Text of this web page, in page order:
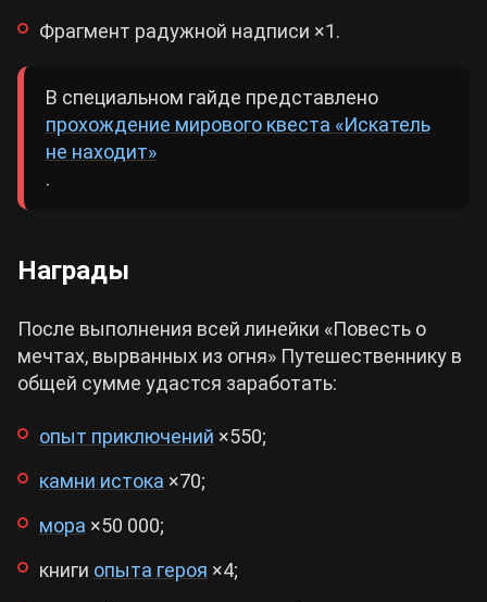
Фрагмент радужной надписи ×1.
В специальном гайде представлено
прохождение мирового квеста «Искатель
не находит»
.
Награды
После выполнения всей линейки «Повесть о
мечтах, вырванных из огня» Путешественнику в
общей сумме удастся заработать:
опыт приключений ×550;
камни истока ×70;
мора ×50 000;
книги опыта героя ×4;